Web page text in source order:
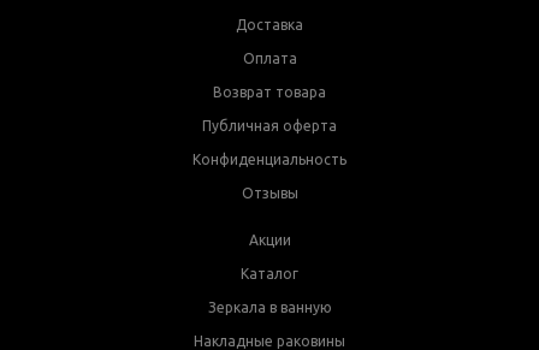
Доставка
Оплата
Возврат товара
Публичная оферта
Конфиденциальность
Отзывы
Акции
Каталог
Зеркала в ванную
Накладные раковины